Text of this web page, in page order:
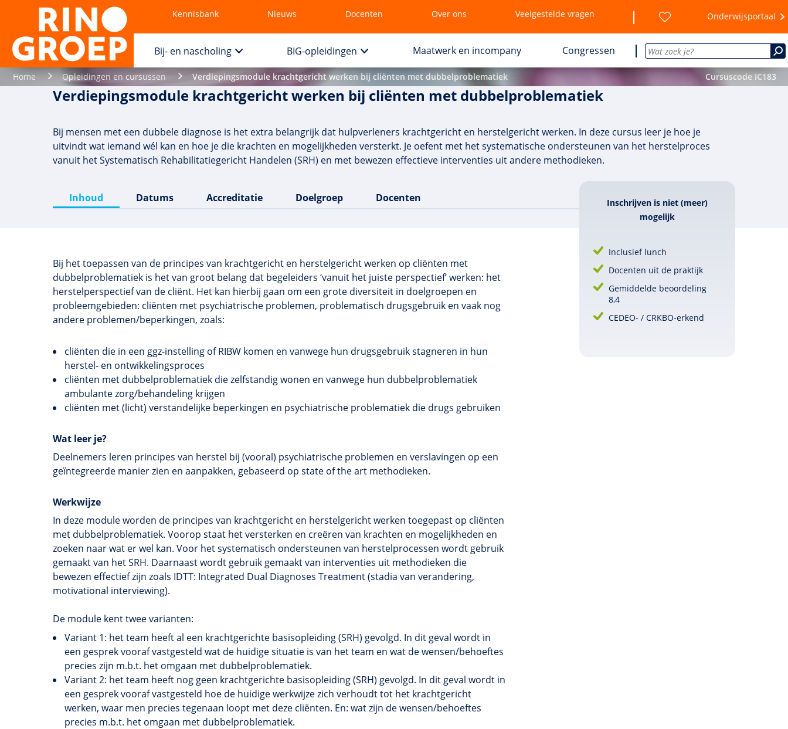
Kennisbank Nieuws Docenten Over ons Veelgestelde vragen Onderwijsportaal
Bij- en nascholing BIG-opleidingen Maatwerk en incompany Congressen
Home Opleidingen en cursussen Verdiepingsmodule krachtgericht werken bij cliënten met dubbelproblematiek Cursuscode IC183
Verdiepingsmodule krachtgericht werken bij cliënten met dubbelproblematiek
Bij mensen met een dubbele diagnose is het extra belangrijk dat hulpverleners krachtgericht en herstelgericht werken. In deze cursus leer je hoe je
uitvindt wat iemand wél kan en hoe je die krachten en mogelijkheden versterkt. Je oefent met het systematische ondersteunen van het herstelproces
vanuit het Systematisch Rehabilitatiegericht Handelen (SRH) en met bewezen effectieve interventies uit andere methodieken.
Inschrijven is niet (meer)
mogelijk
Inclusief lunch
Docenten uit de praktijk
Gemiddelde beoordeling
8,4
CEDEO- / CRKBO-erkend
Inhoud Datums Accreditatie Doelgroep Docenten
Bij het toepassen van de principes van krachtgericht en herstelgerichtwerken op cliënten met
dubbelproblematiek is het van groot belang dat begeleiders ‘vanuit het juiste perspectief’ werken: het
herstelperspectiefvan de cliënt. Het kan hierbij gaan om een grote diversiteit in doelgroepen en
probleemgebieden: cliënten met psychiatrische problemen, problematisch drugsgebruik en vaak nog
andere problemen/beperkingen, zoals:
cliënten die in een ggz-instelling ofRIBW komen en vanwege hun drugsgebruik stagneren in hun
herstel- en ontwikkelingsproces
cliënten met dubbelproblematiek die zelfstandig wonen en vanwege hun dubbelproblematiek
ambulante zorg/behandeling krijgen
cliënten met (licht) verstandelijke beperkingen en psychiatrische problematiek die drugs gebruiken
Wat leer je?
Deelnemers leren principes van herstel bij (vooral) psychiatrische problemen en verslavingen op een
geïntegreerde manier zien en aanpakken, gebaseerd op state of the art methodieken.
Werkwijze
In deze module worden de principes van krachtgericht en herstelgerichtwerken toegepast op cliënten
met dubbelproblematiek. Voorop staat het versterken en creëren van krachten en mogelijkheden en
zoeken naar wat er wel kan. Voor het systematisch ondersteunen van herstelprocessen wordt gebruik
gemaakt van het SRH. Daarnaast wordt gebruik gemaakt van interventies uit methodieken die
bewezen effectief zijn zoals IDTT: Integrated Dual Diagnoses Treatment(stadia van verandering,
motivational interviewing).
De module kent twee varianten:
Variant 1: het team heeft al een krachtgerichte basisopleiding (SRH) gevolgd. In dit geval wordt in
een gesprek vooraf vastgesteld wat de huidige situatie is van het team en wat de wensen/behoeftes
precies zijn m.b.t. het omgaan met dubbelproblematiek.
Variant 2: het team heeft nog geen krachtgerichte basisopleiding (SRH) gevolgd. In dit geval wordt in
een gesprek vooraf vastgesteld hoe de huidige werkwijze zich verhoudt tot het krachtgericht
werken, waar men precies tegenaan loopt met deze cliënten. En: wat zijn de wensen/behoeftes
precies m.b.t. het omgaan met dubbelproblematiek.